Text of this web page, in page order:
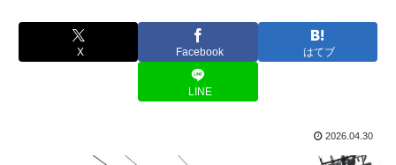
X Facebook はてブ
LINE
2026.04.30